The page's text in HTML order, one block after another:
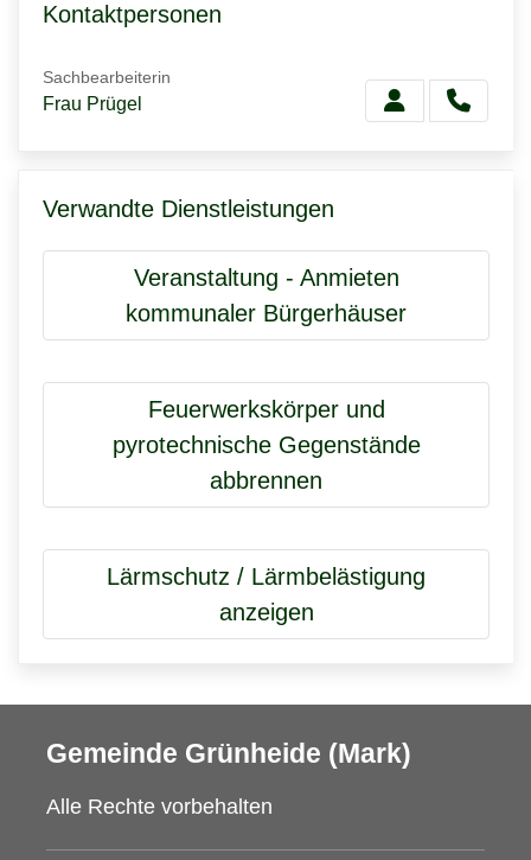
Kontaktpersonen
Sachbearbeiterin
Frau Prügel
Verwandte Dienstleistungen
Veranstaltung - Anmieten
kommunaler Bürgerhäuser
Feuerwerkskörper und
pyrotechnische Gegenstände
abbrennen
Lärmschutz / Lärmbelästigung
anzeigen
Gemeinde Grünheide (Mark)
Alle Rechte vorbehalten